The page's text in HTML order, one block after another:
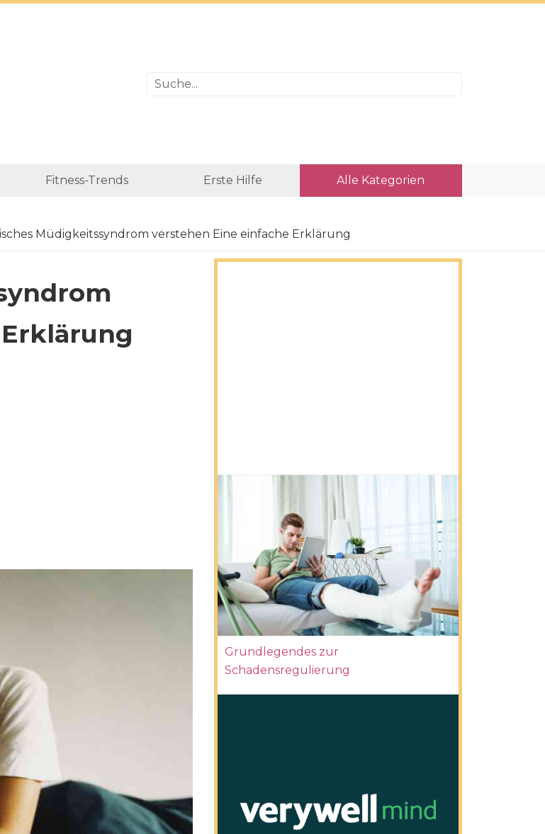
Fitness-Trends Erste Hilfe Alle Kategorien
Müdigkeitssyndrom verstehen Eine einfache Erklärung
Grundlegendes zur
Schadensregulierung